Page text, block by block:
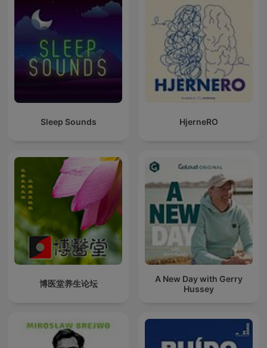
Sleep Sounds HjerneRO
博医堂养生论坛
A New Day with Gerry
Hussey